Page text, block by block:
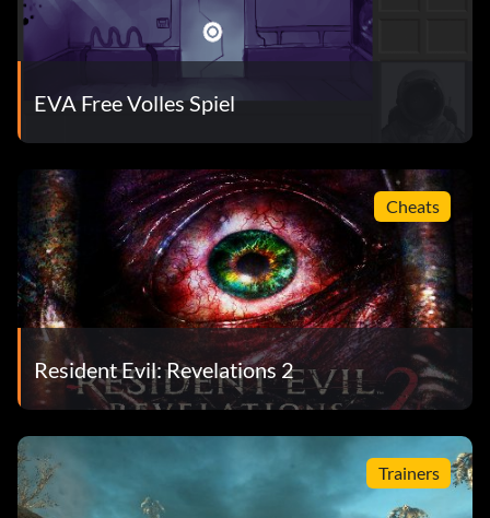
EVA Free Volles Spiel
Cheats
Resident Evil: Revelations 2
Trainers